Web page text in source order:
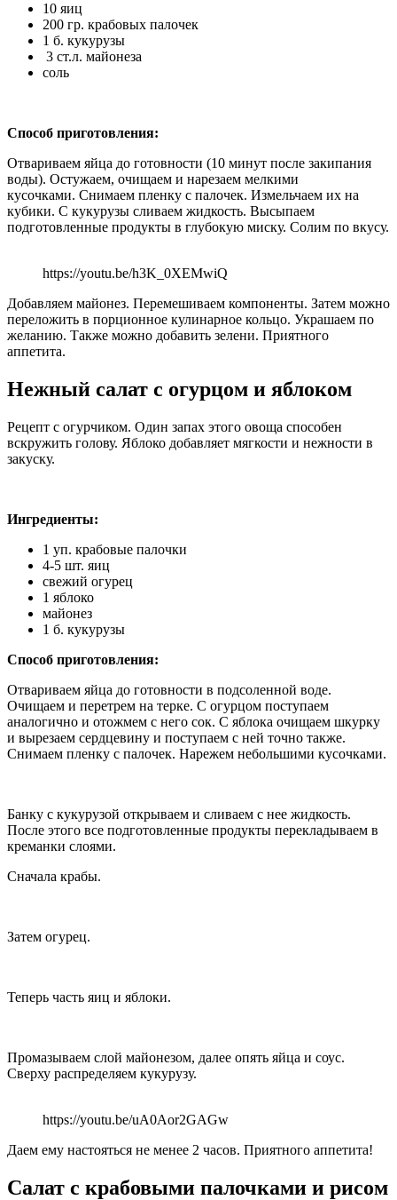
10 яиц
200 гр. крабовых палочек
1 б. кукурузы
3 ст.л. майонеза
соль
Способ приготовления:
Отвариваем яйца до готовности (10 минут после закипания
воды). Остужаем, очищаем и нарезаем мелкими
кусочками. Снимаем пленку с палочек. Измельчаем их на
кубики. С кукурузы сливаем жидкость. Высыпаем
подготовленные продукты в глубокую миску. Солим по вкусу.
https://youtu.be/h3K_0XEMwiQ
Добавляем майонез. Перемешиваем компоненты. Затем можно
переложить в порционное кулинарное кольцо. Украшаем по
желанию. Также можно добавить зелени. Приятного
аппетита.
Нежный салат с огурцом и яблоком
Рецепт с огурчиком. Один запах этого овоща способен
вскружить голову. Яблоко добавляет мягкости и нежности в
закуску.
Ингредиенты:
1 уп. крабовые палочки
4-5 шт. яиц
свежий огурец
1 яблоко
майонез
1 б. кукурузы
Способ приготовления:
Отвариваем яйца до готовности в подсоленной воде.
Очищаем и перетрем на терке. С огурцом поступаем
аналогично и отожмем с него сок. С яблока очищаем шкурку
и вырезаем сердцевину и поступаем с ней точно также.
Снимаем пленку с палочек. Нарежем небольшими кусочками.
Банку с кукурузой открываем и сливаем с нее жидкость.
После этого все подготовленные продукты перекладываем в
креманки слоями.
Сначала крабы.
Затем огурец.
Теперь часть яиц и яблоки.
Промазываем слой майонезом, далее опять яйца и соус.
Сверху распределяем кукурузу.
https://youtu.be/uA0Aor2GAGw
Даем ему настояться не менее 2 часов. Приятного аппетита!
Салат с крабовыми палочками и рисом